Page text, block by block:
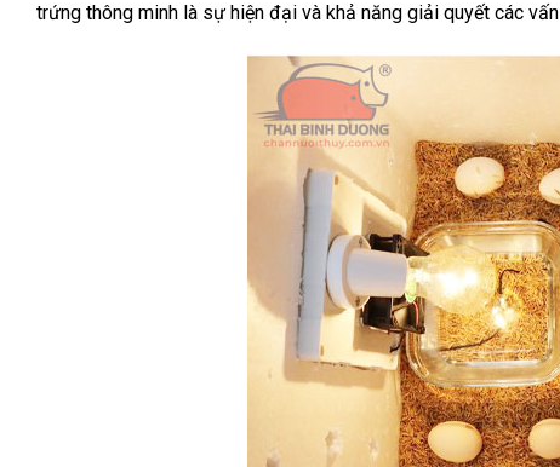
trứng thông minh là sự hiện đại và khả năng giải quyết các